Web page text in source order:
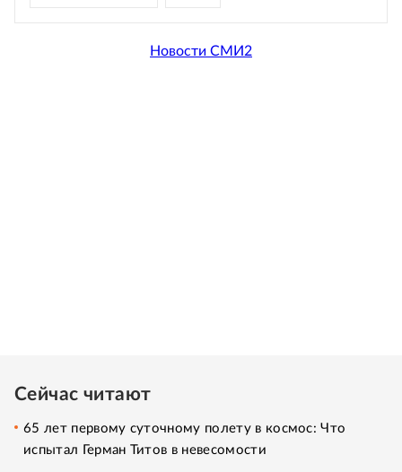
Новости СМИ2
Сейчас читают
65 лет первому суточному полету в космос: Что
испытал Герман Титов в невесомости